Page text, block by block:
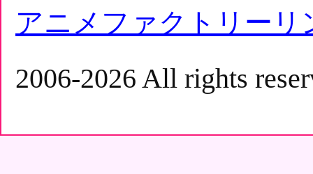
アニメファクトリーリ
2006-2026 All rights